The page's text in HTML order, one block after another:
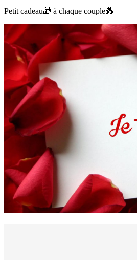
Petit cadeau🎁 à chaque couple💑